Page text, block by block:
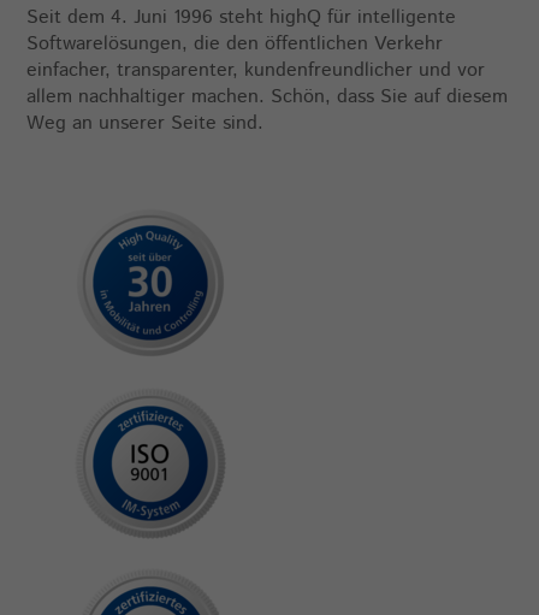
Seit dem 4. Juni 1996 steht highQ für intelligente
Softwarelösungen, die den öffentlichen Verkehr
einfacher, transparenter, kundenfreundlicher und vor
allem nachhaltiger machen. Schön, dass Sie auf diesem
Weg an unserer Seite sind.